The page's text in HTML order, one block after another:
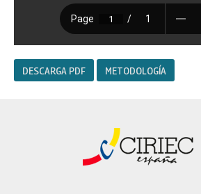
DESCARGA PDF METODOLOGÍA